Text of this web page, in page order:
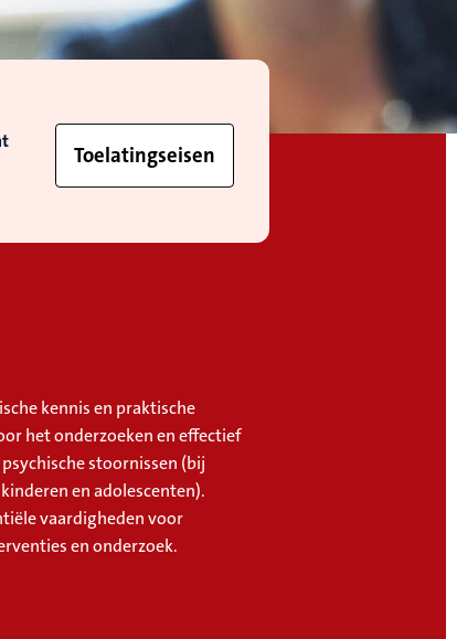
Toelatingseisen
kennis en praktische
het onderzoeken en effectief
stoornissen (bij
en adolescenten).
vaardigheden voor
en onderzoek.